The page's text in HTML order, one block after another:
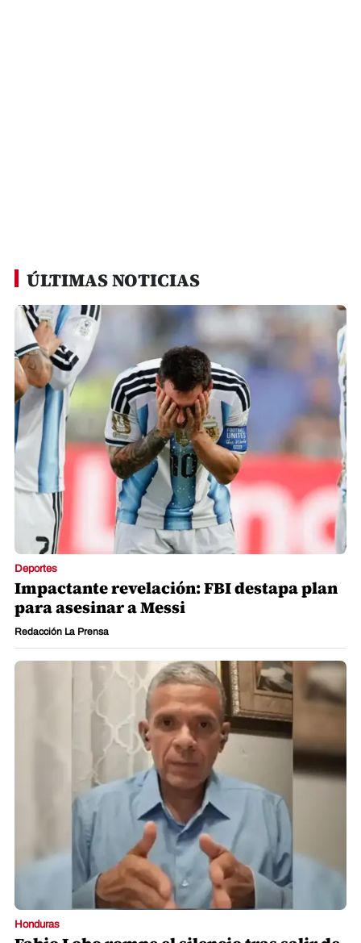
ÚLTIMAS NOTICIAS
Deportes
Impactante revelación: FBI destapa plan
para asesinar a Messi
Redacción La Prensa
Honduras